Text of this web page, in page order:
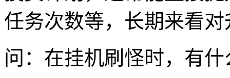
任务次数等，长期来看
问：在挂机刷怪时，有